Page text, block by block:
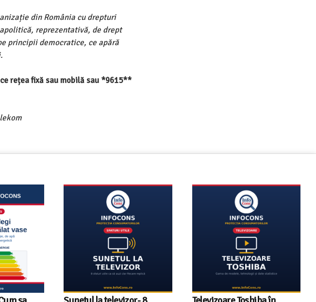
din România cu drepturi
reprezentativă, de drept
principii democratice, ce apără
rețea fixă sau mobilă sau *9615**